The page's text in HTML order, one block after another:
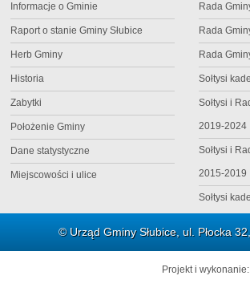
Informacje o Gminie
Raport o stanie Gminy Słubice
Herb Gminy
Historia
Zabytki
Położenie Gminy
Dane statystyczne
Miejscowości i ulice
Rada
Rada
Rada
Sołtysi
Sołtysi i
2019-2024
Sołtysi i
2015-2019
Sołtysi
© Urząd Gminy Słubice, ul. Płocka
Projekt i wykonanie: